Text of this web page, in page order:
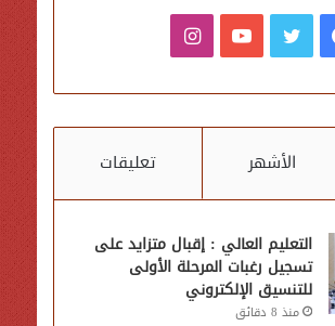
فيسبوكتويتر يوتيوبانستقرام
الأشهر تعليقات
التعليم العالي : إقبال متزايد على
تسجيل رغبات المرحلة الأولى
للتنسيق الإلكتروني
منذ 8 دقائق